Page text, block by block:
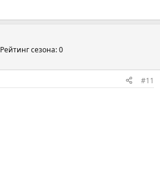
Рейтинг сезона: 0
#11